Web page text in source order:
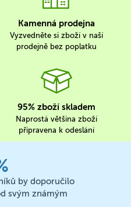
Kamenná prodejna
Vyzvedněte si zboží v naší
prodejně bez poplatku
95% zboží skladem
Naprostá většina zboží
připravena k odeslání
by doporučilo
svým známým